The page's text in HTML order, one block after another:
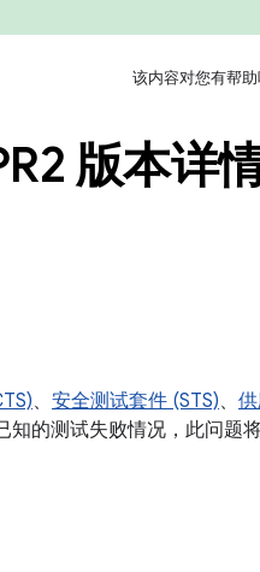
该内容对您有帮助
版本详
、 安全测试套件 (STS)、
的测试失败情况，此问题